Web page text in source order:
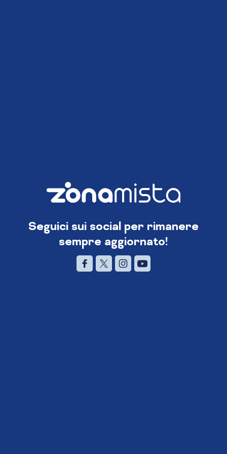
Seguici sui social per rimanere
sempre aggiornato!